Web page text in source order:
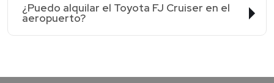
¿Puedo alquilar el Toyota FJ Cruiser en el
aeropuerto?